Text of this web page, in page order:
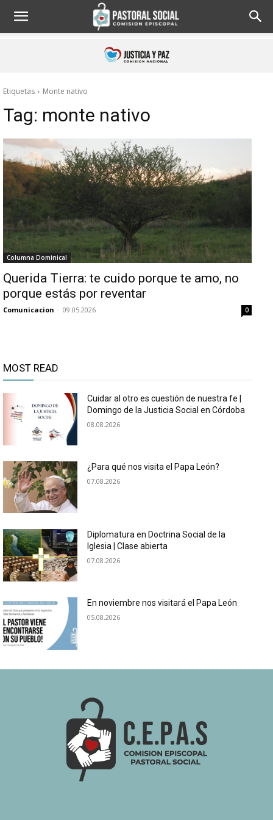
Etiquetas Monte nativo
Tag: monte nativo
Columna Dominical
Querida Tierra: te cuido porque te amo, no
porque estás por reventar
Comunicacion - 09.05.2026 0
MOST READ
Cuidar al otro es cuestión de nuestra fe |
Domingo de la Justicia Social en Córdoba
08.08.2026
¿Para qué nos visita el Papa León?
07.08.2026
Diplomatura en Doctrina Social de la
Iglesia | Clase abierta
07.08.2026
En noviembre nos visitará el Papa León
05.08.2026